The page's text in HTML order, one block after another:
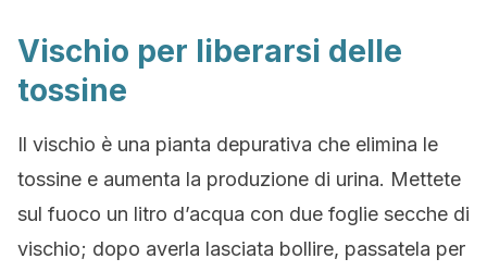
Vischio per liberarsi delle
tossine
Il vischio è una pianta depurativa che elimina le
tossine e aumenta la produzione di urina. Mettete
sul fuoco un litro d’acqua con due foglie secche di
vischio; dopo averla lasciata bollire, passatela per